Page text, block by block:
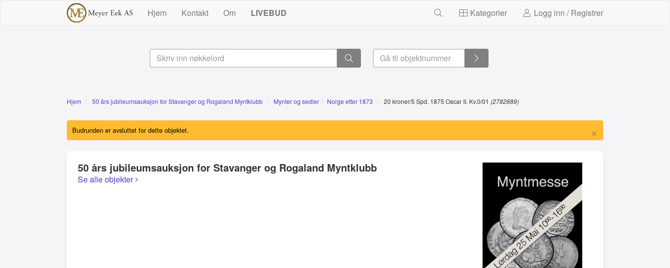
Hjem Kontakt Om LIVEBUD Kategorier Logg inn / Registrer
Hjem 50 års jubileumsauksjon for Stavanger og Rogaland Myntklubb Mynter og sedler Norge etter 1873 20 kroner/5 Spd. 1875 Oscar II. Kv.0/01 (2782889)
×
Budrunden er avsluttet for dette objektet.
50 års jubileumsauksjon for Stavanger og Rogaland Myntklubb
Se alle objekter